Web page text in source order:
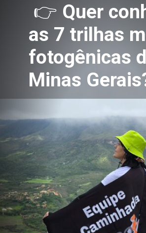
👉 Quer
as 7 trilhas
fotogênicas
Minas